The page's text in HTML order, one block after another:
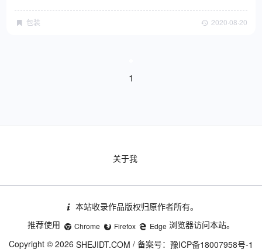
包装 2020·08·20
1
关于我
本站收录作品版权归原作者所有。
推荐使用
Chrome Firefox Edge 浏览器访问本站。
Copyright © 2026 SHEJIDT.COM / 备案号： 豫ICP备18007958号-1